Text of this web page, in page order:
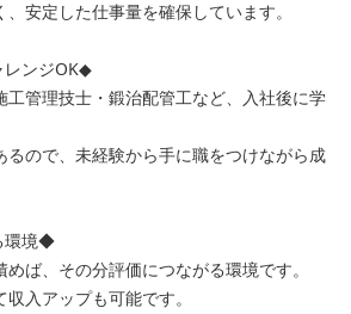
安定した仕事量を確保しています。
レンジOK◆
工管理技士・鍛治配管工など、入社後に学
るので、未経験から手に職をつけながら成
環境◆
ば、その分評価につながる環境です。
入アップも可能です。